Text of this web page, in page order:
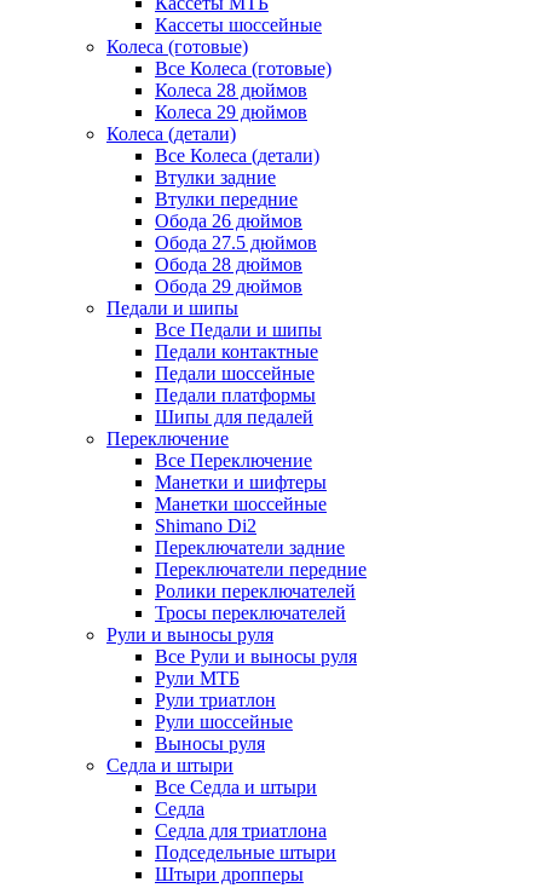
Кассеты шоссейные
Колеса (готовые)
Все Колеса (готовые)
Колеса 28 дюймов
Колеса 29 дюймов
Колеса (детали)
Все Колеса (детали)
Втулки задние
Втулки передние
Обода 26 дюймов
Обода 27.5 дюймов
Обода 28 дюймов
Обода 29 дюймов
Педали и шипы
Все Педали и шипы
Педали контактные
Педали шоссейные
Педали платформы
Шипы для педалей
Переключение
Все Переключение
Манетки и шифтеры
Манетки шоссейные
Shimano Di2
Переключатели задние
Переключатели передние
Ролики переключателей
Тросы переключателей
Рули и выносы руля
Все Рули и выносы руля
Рули МТБ
Рули триатлон
Рули шоссейные
Выносы руля
Седла и штыри
Все Седла и штыри
Седла
Седла для триатлона
Подседельные штыри
Штыри дропперы